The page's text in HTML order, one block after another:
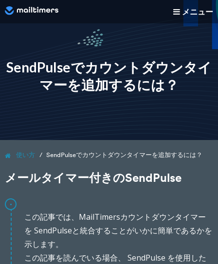
メニュー
どのように動作しますか？
使い方
ブログ
新規登録
SendPulseでカウントダウンタイ
マーを追加するには？
使い方 SendPulseでカウントダウンタイマーを追加するには？
メールタイマー付きのSendPulse
この記事では、MailTimersカウントダウンタイマー
を SendPulseと統合することがいかに簡単であるかを
示します。
この記事を読んでいる場合、 SendPulse を使用した